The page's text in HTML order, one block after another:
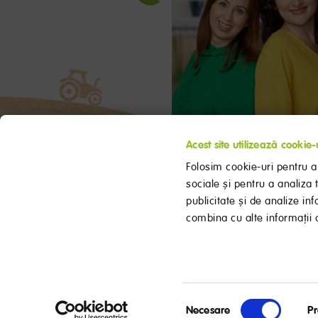
Acest site utilizează
Folosim cookie-uri pentru
sociale și pentru a analiza
publicitate și de analize
combina cu alte informații
Necesare